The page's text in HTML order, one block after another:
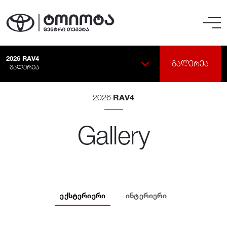
2026 RAV4
ᲒᲐᲚᲔᲠᲔᲐ
ᲒᲐᲚᲔᲠᲔᲐ
2026 RAV4
Gallery
ᲔᲥᲡᲢᲔᲠᲘᲔᲠᲘ ᲘᲜᲢᲔᲠᲘᲔᲠᲘ